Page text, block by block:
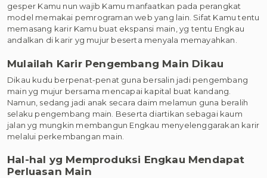
gesper Kamu nun wajib Kamu manfaatkan pada perangkat
model memakai pemrograman web yang lain. Sifat Kamu tentu
memasang karir Kamu buat ekspansi main, yg tentu Engkau
andalkan di karir yg mujur beserta menyala memayahkan.
Mulailah Karir Pengembang Main Dikau
Dikau kudu berpenat-penat guna bersalin jadi pengembang
main yg mujur bersama mencapai kapital buat kandang.
Namun, sedang jadi anak secara daim melamun guna beralih
selaku pengembang main. Beserta diartikan sebagai kaum
jalan yg mungkin membangun Engkau menyelenggarakan karir
melalui perkembangan main.
Hal-hal yg Memproduksi Engkau Mendapat
Perluasan Main